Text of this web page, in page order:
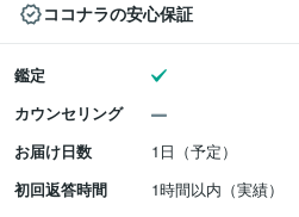
ココナラの安心保証
鑑定
カウンセリング
お届け日数
1日（予定）
初回返答時間
1時間以内（実績）